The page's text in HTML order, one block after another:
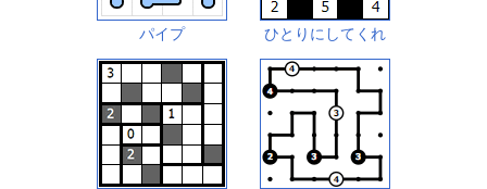
パイプ ひとりにしてくれ